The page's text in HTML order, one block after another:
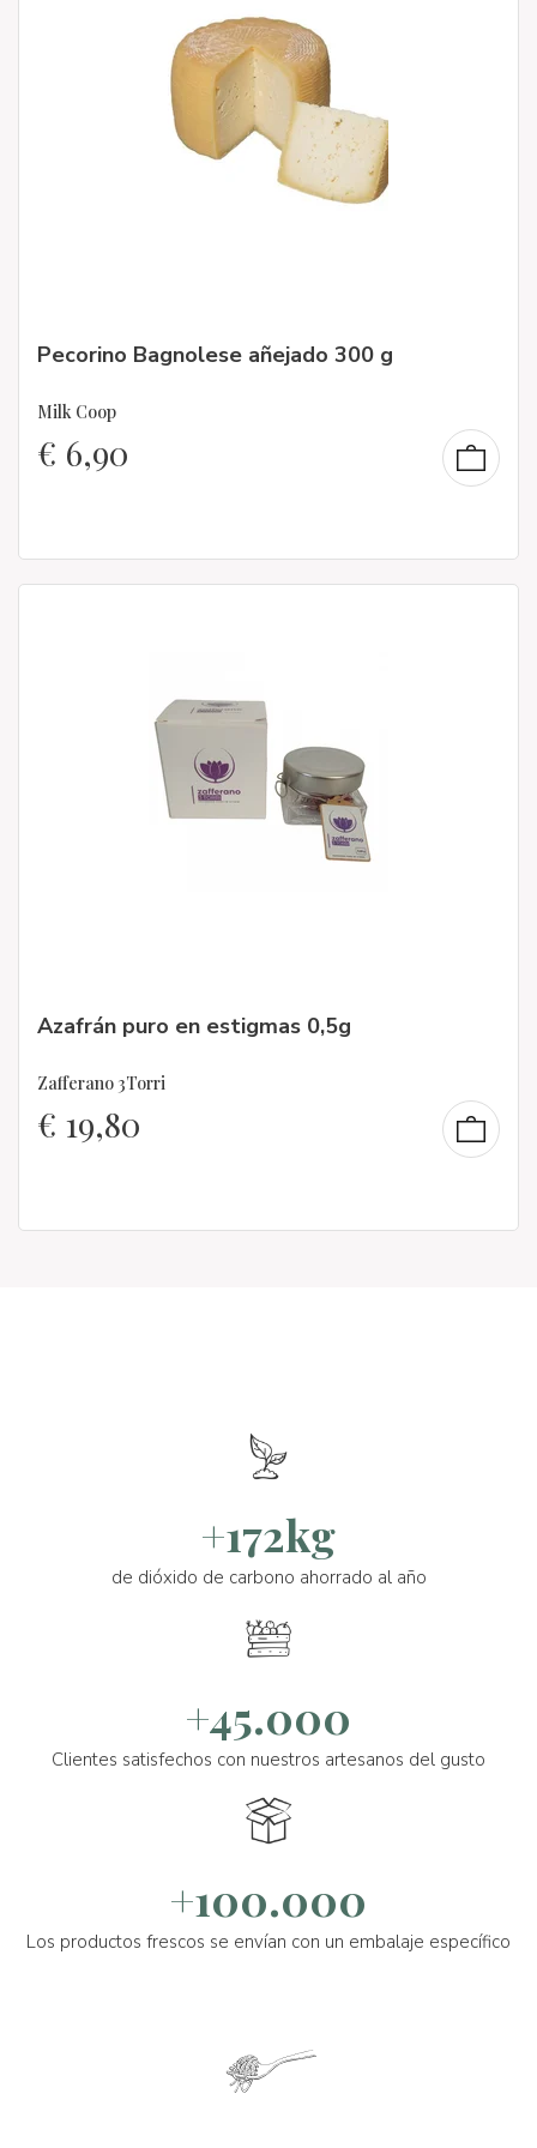
Pecorino Bagnolese añejado 300 g
Milk Coop
€ 6,90
Azafrán puro en estigmas 0,5g
Zafferano 3Torri
€ 19,80
+172kg
de dióxido de carbono ahorrado al año
+45.000
Clientes satisfechos con nuestros artesanos del gusto
+100.000
Los productos frescos se envían con un embalaje específico